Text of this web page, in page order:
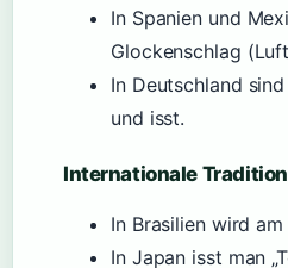
In Spanien und
Glockenschlag
In Deutschland
und isst.
Internationale
In Brasilien wird
In Japan isst man